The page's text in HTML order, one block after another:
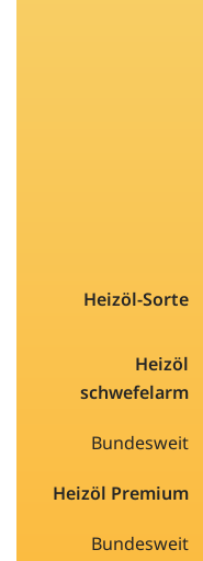
Heizöl-Sorte
Heizöl
schwefelarm
Bundesweit
Heizöl Premium
Bundesweit